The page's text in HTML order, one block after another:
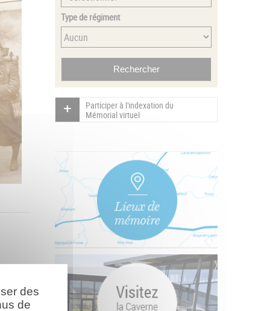
Type de régiment
Participer à l'indexation du
Mémorial virtuel
des
de